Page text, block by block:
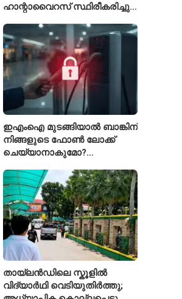
ഹാന്റാവൈറസ് സ്ഥിരീകരിച്ചു;
പ്രവേശിപ്പിച്ചു
ഇഎംഐ മുടങ്ങിയാൽ ബാങ്കിന്
നിങ്ങളുടെ ഫോൺ ലോക്ക്
ചെയ്യാനാകുമോ?
ചട്ടങ്ങൾ ഇങ്ങനെ
തായ്‌ലൻഡിലെ സ്കൂളിൽ
വിദ്യാർഥി വെടിയുതിർത്തു;